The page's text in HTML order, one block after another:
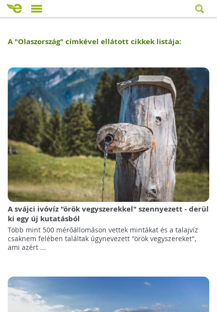
A "Olaszország" címkével ellátott cikkek listája:
A svájci ivóvíz "örök vegyszerekkel" szennyezett - derül
ki egy új kutatásból
Több mint 500 mérőállomáson vettek mintákat és a talajvíz
csaknem felében találtak úgynevezett "örök vegyszereket",
ami azért ...